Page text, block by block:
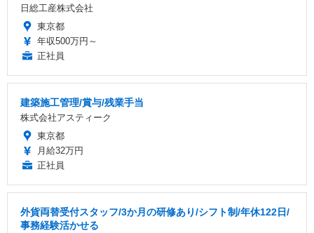
日総工産株式会社
東京都
年収500万円～
正社員
建築施工管理/賞与/残業手当
株式会社アスティーク
東京都
月給32万円
正社員
外貨両替受付スタッフ/3か月の研修あり/シフト制/年休122日/
事務経験活かせる